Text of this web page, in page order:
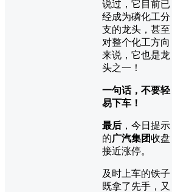
说过，它目前已
经成为磷化工分
支的龙头，甚至
对整个化工方向
来说，它也是龙
头之一！
一句话，不要轻
易下车！
最后 ，今日提示
的广汽集团收盘
接近涨停。
及时上车的铁子
既拿了先手，又